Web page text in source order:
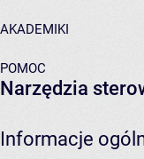
AKADEMIKI
POMOC
Narzędzia
Informacje